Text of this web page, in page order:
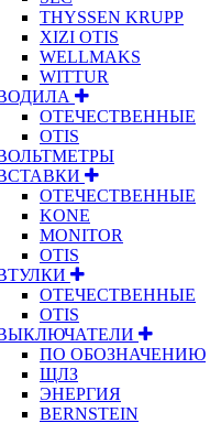
THYSSEN KRUPP
XIZI OTIS
WELLMAKS
WITTUR
ОТЕЧЕСТВЕННЫЕ
OTIS
ОТЕЧЕСТВЕННЫЕ
KONE
MONITOR
OTIS
ОТЕЧЕСТВЕННЫЕ
OTIS
ПО ОБОЗНАЧЕНИЮ
ЩЛЗ
ЭНЕРГИЯ
BERNSTEIN